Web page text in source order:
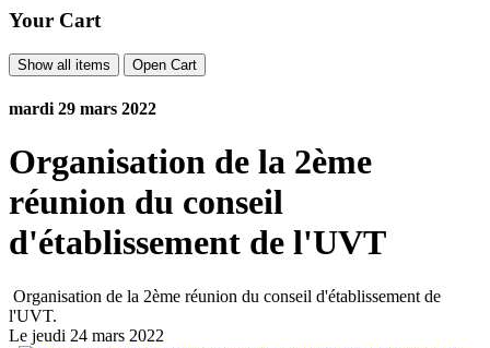
Your Cart
Show all items Open Cart
mardi 29 mars 2022
Organisation de la 2ème
réunion du conseil
d'établissement de l'UVT
Organisation de la 2ème réunion du conseil d'établissement de
l'UVT.
Le jeudi 24 mars 2022